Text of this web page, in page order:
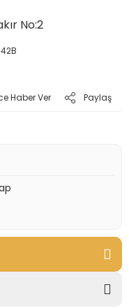
No:2
Haber Ver Paylaş